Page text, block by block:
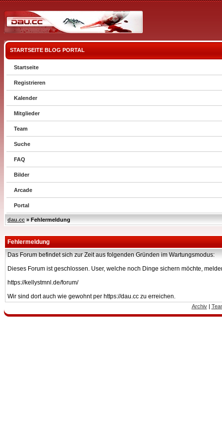
STARTSEITE BLOG PORTAL
Startseite
Registrieren
Kalender
Mitglieder
Team
Suche
FAQ
Bilder
Arcade
Portal
dau.cc » Fehlermeldung
Fehlermeldung
Das Forum befindet sich zur Zeit aus folgenden Gründen im Wartungsmodus:
Dieses Forum ist geschlossen. User, welche noch Dinge sichern möchte,
https://kellystmnl.de/forum/
Wir sind dort auch wie gewohnt per https://dau.cc zu erreichen.
Archiv|